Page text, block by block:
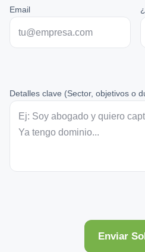
Email
Detalles clave (Sector, objetivos o